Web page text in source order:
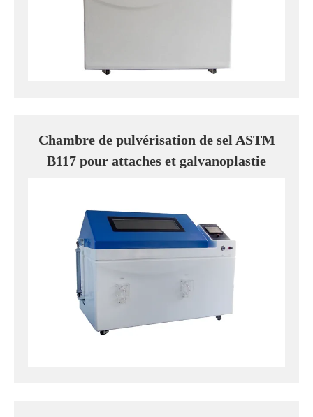
Chambre de pulvérisation de sel ASTM
B117 pour attaches et galvanoplastie